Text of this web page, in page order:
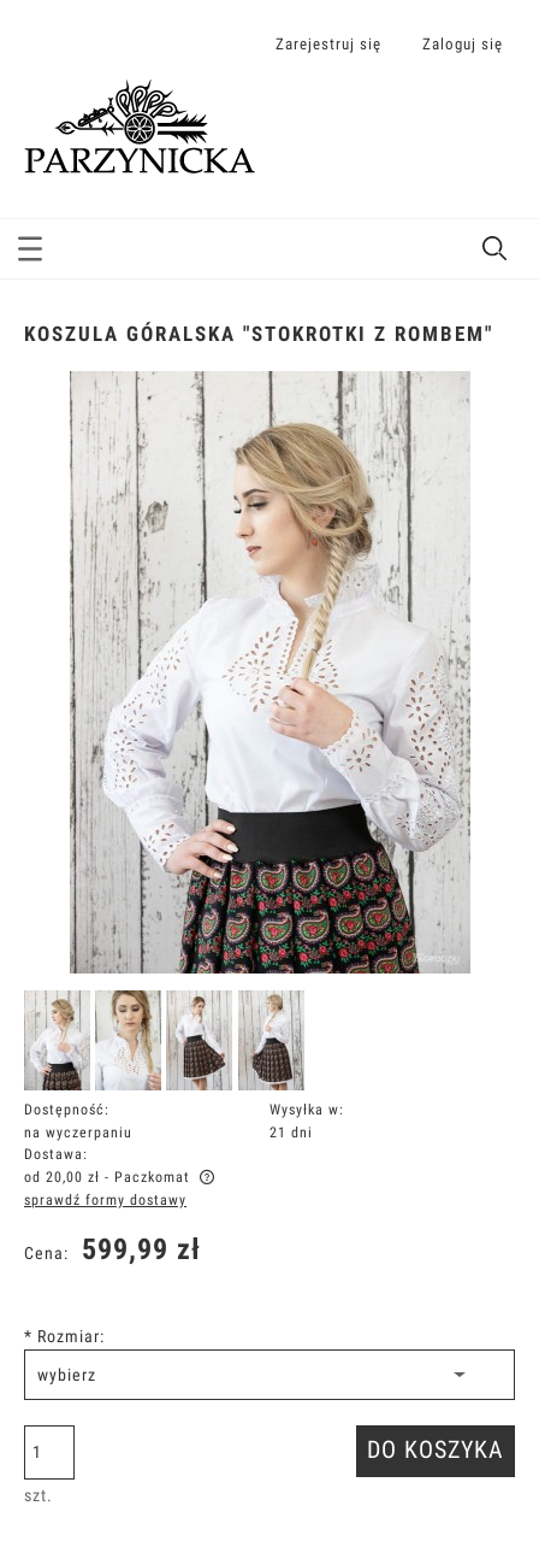
Zarejestruj się Zaloguj się
KOSZULA GÓRALSKA "STOKROTKI Z ROMBEM"
Dostępność:
na wyczerpaniu
Wysyłka w:
21 dni
Dostawa:
od 20,00 zł - Paczkomat
Cena nie zawiera ewentualnych kosztów płatności
sprawdź formy dostawy
Cena: 599,99 zł
* Rozmiar:
szt.
DO KOSZYKA